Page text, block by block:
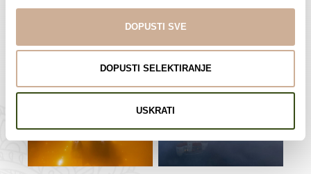
DOPUSTI SVE
DOPUSTI SELEKTIRANJE
USKRATI
Limited Edition Fotografije